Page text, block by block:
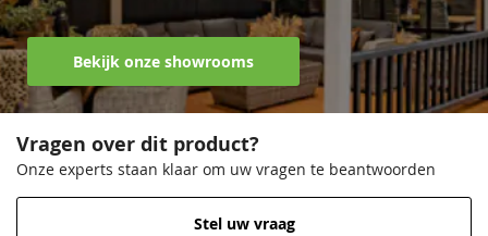
Bekijk onze showrooms
Vragen over dit product?
Onze experts staan klaar om uw vragen te beantwoorden
Stel uw vraag